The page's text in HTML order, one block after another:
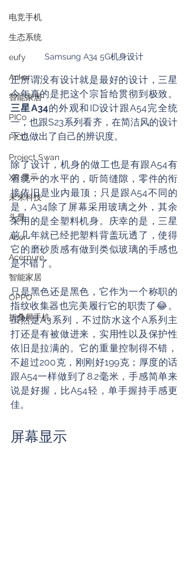
电竞手机
生态系统
eufy
Anker
智能家居
PICo
PICO
Project Swan
XR 显示
未来科技
头显
Acer
Acerpure
智能家居
OPPO
折叠屏手机
Samsung A34 5G机身设计
正所谓没有设计就是最好的设计，三星
今年真的是把这个宗旨给贯彻到极致。
三星A34的外观和ID设计跟A54完全统
一，也跟S23系列看齐，在简洁风的设计
下也做出了自己的辨识度。
除了设计，机身的做工也是有跟A54有
着统一的水平的，听筒缝隙，零件的衔
接依旧是业内最顶；只是跟A54不同的
是，A34除了屏幕采用玻璃之外，其余
采用的是全塑料机身。庆幸的是，三星
前几年就已经把塑料背盖玩透了，使得
它的磨砂质感有做到类似玻璃的手感也
是不错了。
只是黑色还是黑色，它作为一个称职的
指纹收集器也完美履行它的职责了😂。
虽然是A3系列，不过防水这个A系列主
打还是有被做进来，实用性以及保护性
依旧是拉满的。它的重量控制得不错，
不超过200克，刚刚好199克；厚度的话
跟A54一样做到了8.2毫米，手感简单来
说是好握，比A54轻，单手握持手感更
佳。
屏幕显示